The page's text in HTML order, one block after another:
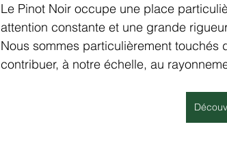
Le Pinot Noir occupe une place
attention constante et une grande
Nous sommes particulièrement
contribuer, à notre échelle, au